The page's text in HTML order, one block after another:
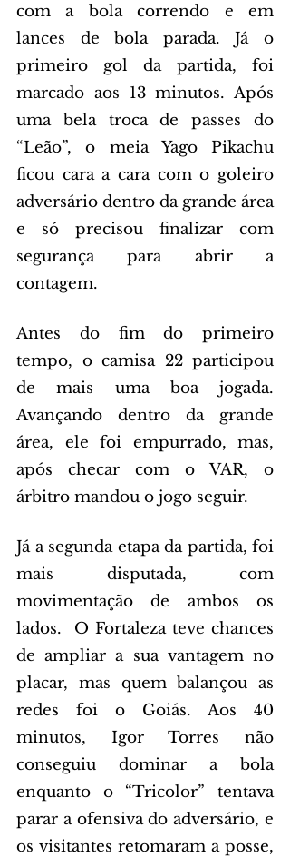
com a bola correndo e em
lances de bola parada. Já o
primeiro gol da partida, foi
marcado aos 13 minutos. Após
uma bela troca de passes do
“Leão”, o meia Yago Pikachu
ficou cara a cara com o goleiro
adversário dentro da grande área
e só precisou finalizar com
segurança para abrir a
contagem.
Antes do fim do primeiro
tempo, o camisa 22 participou
de mais uma boa jogada.
Avançando dentro da grande
área, ele foi empurrado, mas,
após checar com o VAR, o
árbitro mandou o jogo seguir.
Já a segunda etapa da partida, foi
mais disputada, com
movimentação de ambos os
lados.  O Fortaleza teve chances
de ampliar a sua vantagem no
placar, mas quem balançou as
redes foi o Goiás. Aos 40
minutos, Igor Torres não
conseguiu dominar a bola
enquanto o “Tricolor” tentava
parar a ofensiva do adversário, e
os visitantes retomaram a posse,